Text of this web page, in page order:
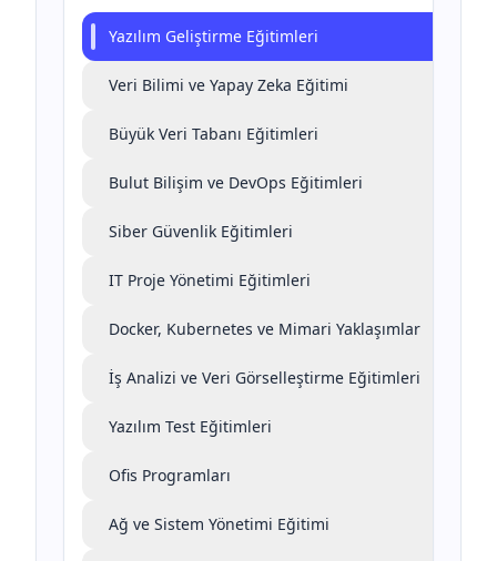
Yazılım Geliştirme Eğitimleri
Veri Bilimi ve Yapay Zeka Eğitimi
Büyük Veri Tabanı Eğitimleri
Bulut Bilişim ve DevOps Eğitimleri
Siber Güvenlik Eğitimleri
IT Proje Yönetimi Eğitimleri
Docker, Kubernetes ve Mimari Yaklaşımlar
İş Analizi ve Veri Görselleştirme Eğitimleri
Yazılım Test Eğitimleri
Ofis Programları
Ağ ve Sistem Yönetimi Eğitimi